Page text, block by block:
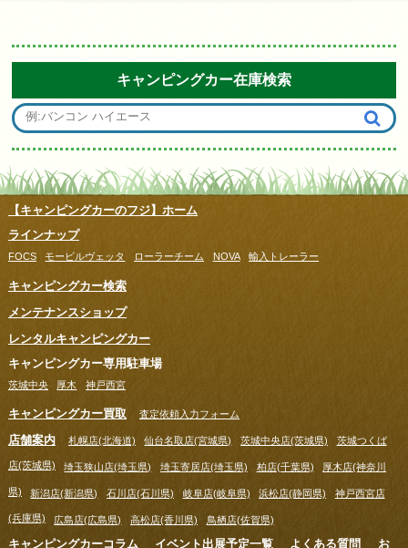
キャンピングカー在庫検索
【キャンピングカーのフジ】ホーム
ラインナップ
FOCS モービルヴェッタ ローラーチーム NOVA 輸入トレーラー
キャンピングカー検索
メンテナンスショップ
レンタルキャンピングカー
キャンピングカー専用駐車場
茨城中央 厚木 神戸西宮
キャンピングカー買取 査定依頼入力フォーム
店舗案内 札幌店(北海道) 仙台名取店(宮城県) 茨城中央店(茨城県) 茨城つくば
店(茨城県) 埼玉狭山店(埼玉県) 埼玉寄居店(埼玉県) 柏店(千葉県) 厚木店(神奈川
県) 新潟店(新潟県) 石川店(石川県) 岐阜店(岐阜県) 浜松店(静岡県) 神戸西宮店
(兵庫県) 広島店(広島県) 高松店(香川県) 鳥栖店(佐賀県)
キャンピングカーコラム イベント出展予定一覧 よくある質問 お